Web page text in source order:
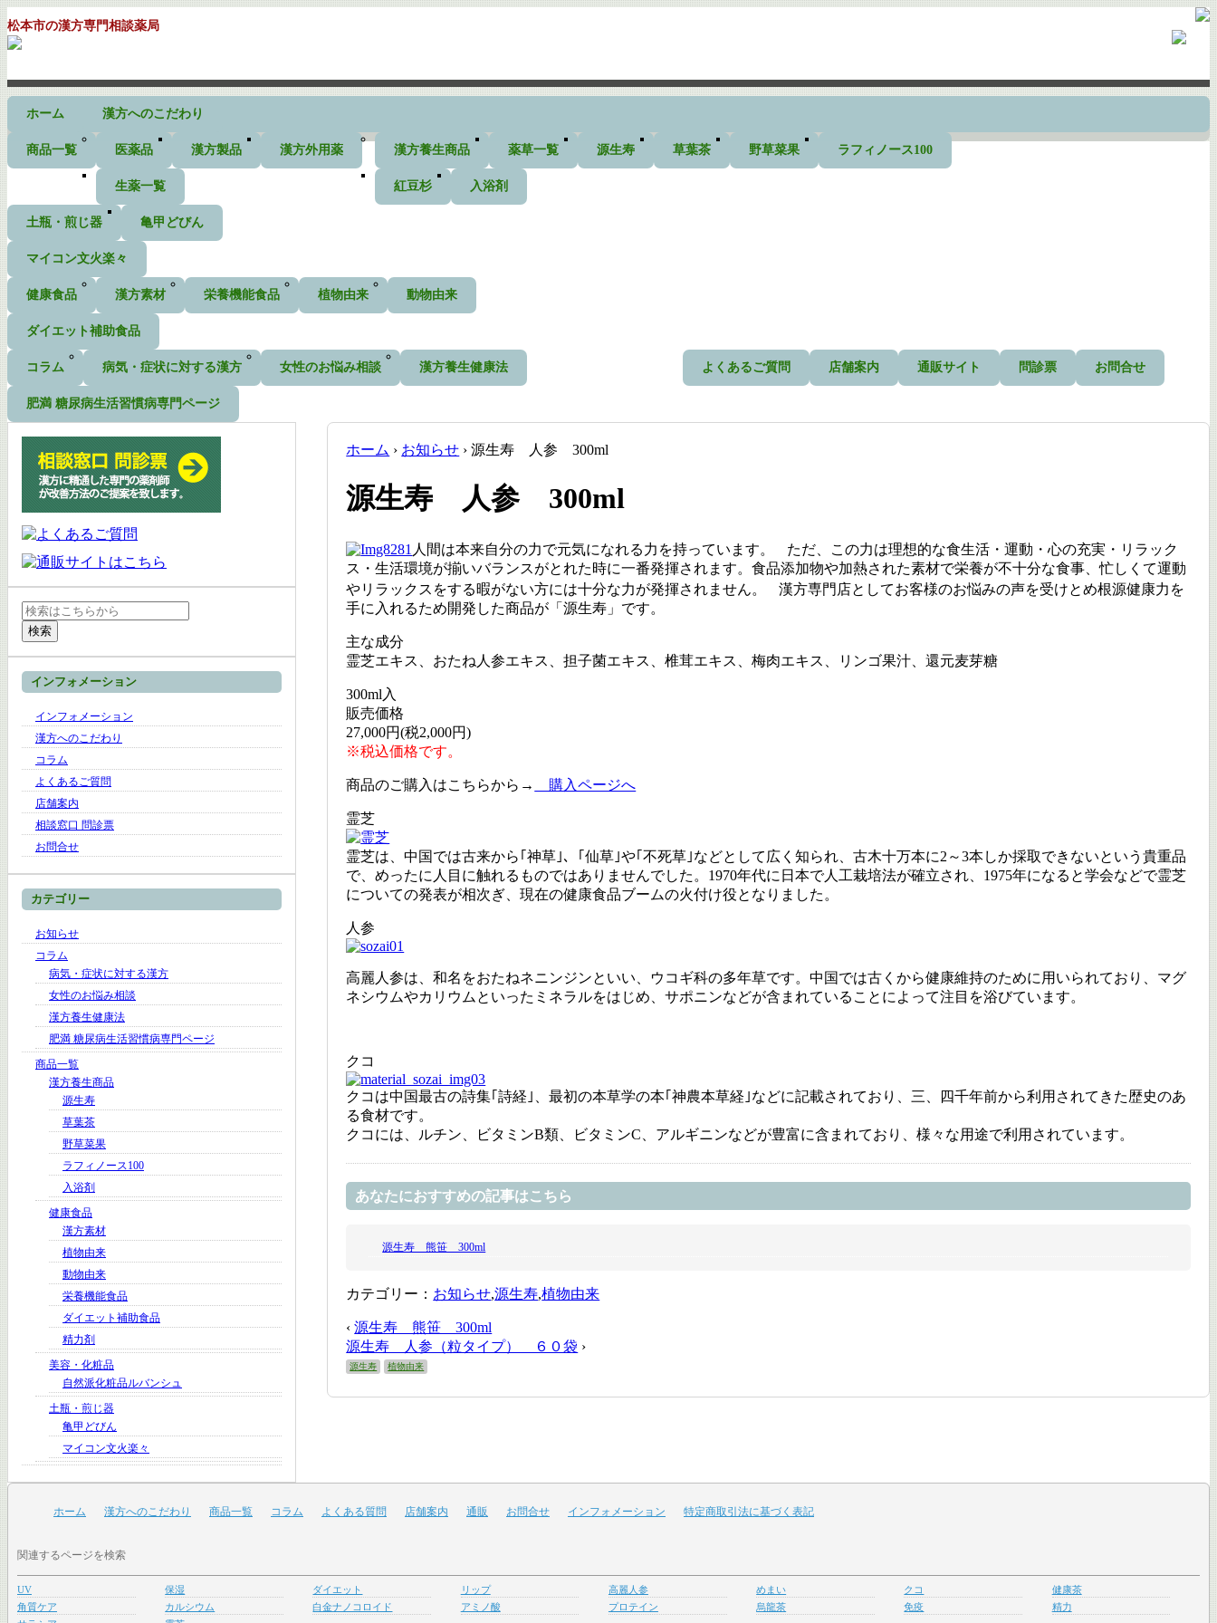
松本市の漢方専門相談薬局
ホーム 漢方へのこだわり
商品一覧 医薬品 漢方製品 漢方外用薬
生薬一覧
漢方養生商品 薬草一覧 源生寿 草葉茶 野草菜果 ラフィノース100
紅豆杉 入浴剤
土瓶・煎じ器 亀甲どびん
マイコン文火楽々
健康食品 漢方素材 栄養機能食品 植物由来 動物由来
ダイエット補助食品
コラム 病気・症状に対する漢方 女性のお悩み相談 漢方養生健康法
肥満 糖尿病生活習慣病専門ページ
よくあるご質問 店舗案内 通販サイト 問診票 お問合せ
ホーム › お知らせ › 源生寿 人参 300ml
源生寿 人参 300ml
人間は本来自分の力で元気になれる力を持っています。 ただ、この力は理想的な食生活・運動・心の充実・リラック
ス・生活環境が揃いバランスがとれた時に一番発揮されます。食品添加物や加熱された素材で栄養が不十分な食事、忙しくて運動
やリラックスをする暇がない方には十分な力が発揮されません。 漢方専門店としてお客様のお悩みの声を受けとめ根源健康力を
手に入れるため開発した商品が「源生寿」です。
主な成分
霊芝エキス、おたね人参エキス、担子菌エキス、椎茸エキス、梅肉エキス、リンゴ果汁、還元麦芽糖
300ml入
販売価格
27,000円(税2,000円)
※税込価格です。
商品のご購入はこちらから→ 購入ページへ
霊芝
霊芝は、中国では古来から｢神草｣、｢仙草｣や｢不死草｣などとして広く知られ、古木十万本に2～3本しか採取できないという貴重品
で、めったに人目に触れるものではありませんでした。1970年代に日本で人工栽培法が確立され、1975年になると学会などで霊芝
についての発表が相次ぎ、現在の健康食品ブームの火付け役となりました。
人参
高麗人参は、和名をおたねネニンジンといい、ウコギ科の多年草です。中国では古くから健康維持のために用いられており、マグ
ネシウムやカリウムといったミネラルをはじめ、サポニンなどが含まれていることによって注目を浴びています。
クコ
クコは中国最古の詩集｢詩経｣、最初の本草学の本｢神農本草経｣などに記載されており、三、四千年前から利用されてきた歴史のあ
る食材です。
クコには、ルチン、ビタミンB類、ビタミンC、アルギニンなどが豊富に含まれており、様々な用途で利用されています。
あなたにおすすめの記事はこちら
源生寿 熊笹 300ml
カテゴリー： お知らせ,源生寿,植物由来
‹源生寿 熊笹 300ml
源生寿 人参（粒タイプ） ６０袋 ›
源生寿 植物由来
Search
for:
インフォメーション
インフォメーション
漢方へのこだわり
コラム
よくあるご質問
店舗案内
相談窓口 問診票
お問合せ
カテゴリー
お知らせ
コラム
病気・症状に対する漢方
女性のお悩み相談
漢方養生健康法
肥満 糖尿病生活習慣病専門ページ
商品一覧
漢方養生商品
源生寿
草葉茶
野草菜果
ラフィノース100
入浴剤
健康食品
漢方素材
植物由来
動物由来
栄養機能食品
ダイエット補助食品
精力剤
美容・化粧品
自然派化粧品ルバンシュ
土瓶・煎じ器
亀甲どびん
マイコン文火楽々
ホーム 漢方へのこだわり 商品一覧 コラム よくある質問 店舗案内 通販 お問合せ インフォメーション 特定商取引法に基づく表記
関連するページを検索
UV 保湿 ダイエット リップ 高麗人参 めまい クコ
健康茶
角質ケア
カルシウム 白金ナノコロイド アミノ酸 プロテイン 烏龍茶 免疫
精力